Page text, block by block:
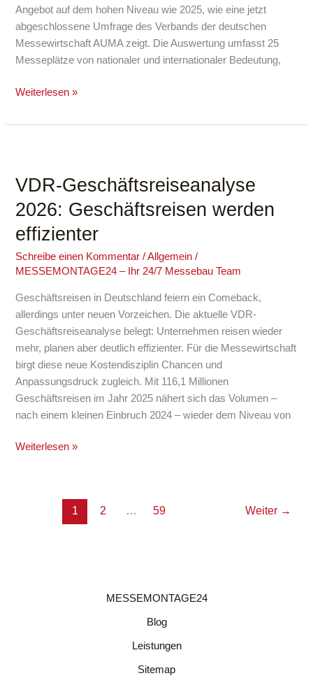
Angebot auf dem hohen Niveau wie 2025, wie eine jetzt
abgeschlossene Umfrage des Verbands der deutschen
Messewirtschaft AUMA zeigt. Die Auswertung umfasst 25
Messeplätze von nationaler und internationaler Bedeutung,
Weiterlesen »
VDR-Geschäftsreiseanalyse
2026: Geschäftsreisen werden
effizienter
Schreibe einen Kommentar /Allgemein /
MESSEMONTAGE24 – Ihr 24/7 Messebau Team
Geschäftsreisen in Deutschland feiern ein Comeback,
allerdings unter neuen Vorzeichen. Die aktuelle VDR-
Geschäftsreiseanalyse belegt: Unternehmen reisen wieder
mehr, planen aber deutlich effizienter. Für die Messewirtschaft
birgt diese neue Kostendisziplin Chancen und
Anpassungsdruck zugleich. Mit 116,1 Millionen
Geschäftsreisen im Jahr 2025 nähert sich das Volumen –
nach einem kleinen Einbruch 2024 – wieder dem Niveau von
2026:
werden
effizienter
Weiterlesen »
1 2 … 59 Weiter →
MESSEMONTAGE24
Blog
Leistungen
Sitemap